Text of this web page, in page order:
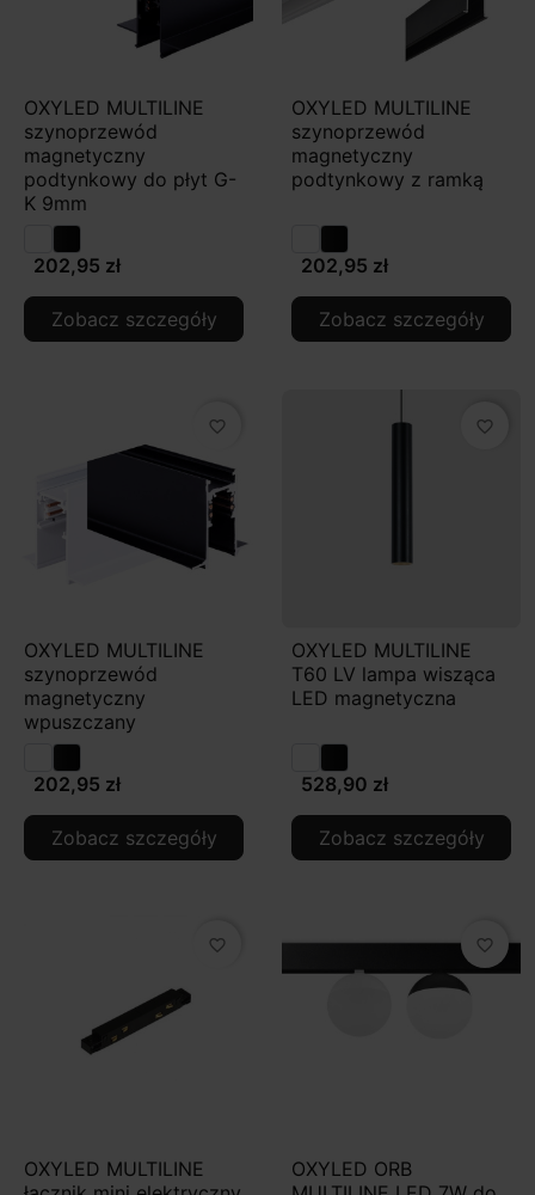
OXYLED MULTILINE
szynoprzewód
magnetyczny
podtynkowy do płyt G-
K 9mm
202,95 zł
Zobacz szczegóły
OXYLED MULTILINE
szynoprzewód
magnetyczny
podtynkowy z ramką
202,95 zł
Zobacz szczegóły
favorite_border
OXYLED MULTILINE
szynoprzewód
magnetyczny
wpuszczany
202,95 zł
Zobacz szczegóły
favorite_border
OXYLED MULTILINE
T60 LV lampa wisząca
LED magnetyczna
528,90 zł
Zobacz szczegóły
favorite_border
OXYLED MULTILINE
favorite_border
OXYLED ORB